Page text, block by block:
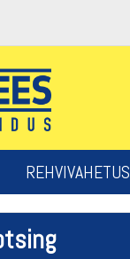
REHVIVAHETUS